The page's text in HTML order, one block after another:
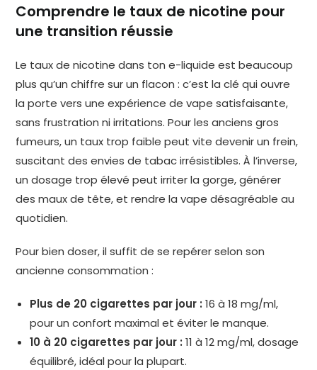
Comprendre le taux de nicotine pour
une transition réussie
Le taux de nicotine dans ton e-liquide est beaucoup
plus qu’un chiffre sur un flacon : c’est la clé qui ouvre
la porte vers une expérience de vape satisfaisante,
sans frustration ni irritations. Pour les anciens gros
fumeurs, un taux trop faible peut vite devenir un frein,
suscitant des envies de tabac irrésistibles. À l’inverse,
un dosage trop élevé peut irriter la gorge, générer
des maux de tête, et rendre la vape désagréable au
quotidien.
Pour bien doser, il suffit de se repérer selon son
ancienne consommation :
Plus de 20 cigarettes par jour : 16 à 18 mg/ml,
pour un confort maximal et éviter le manque.
10 à 20 cigarettes par jour : 11 à 12 mg/ml, dosage
équilibré, idéal pour la plupart.